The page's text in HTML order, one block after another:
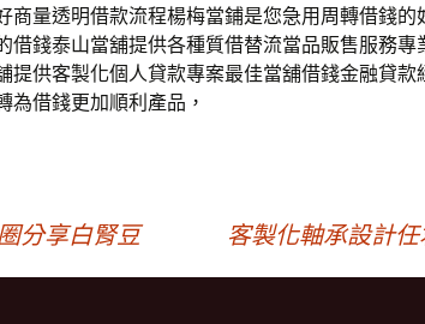
商量透明借款流程楊梅當鋪是您急用周轉借錢的
借錢泰山當舖提供各種質借替流當品販售服務專
提供客製化個人貸款專案最佳當舖借錢金融貸款
為借錢更加順利產品，
分享白腎豆 客製化軸承設計